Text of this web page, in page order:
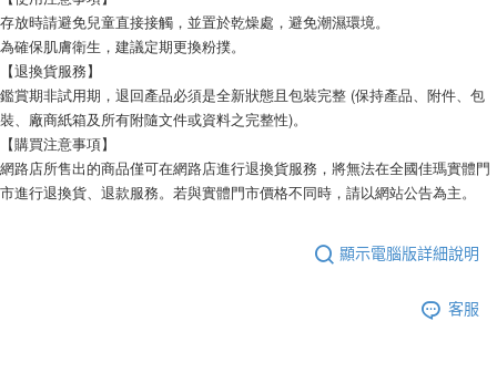
存放時請避免兒童直接接觸，並置於乾燥處，避免潮濕環境。
為確保肌膚衛生，建議定期更換粉撲。
【退換貨服務】
鑑賞期非試用期，退回產品必須是全新狀態且包裝完整 (保持產品、附件、包
裝、廠商紙箱及所有附隨文件或資料之完整性)。
【購買注意事項】
網路店所售出的商品僅可在網路店進行退換貨服務，將無法在全國佳瑪實體門
市進行退換貨、退款服務。若與實體門市價格不同時，請以網站公告為主。
顯示電腦版詳細說明
客服